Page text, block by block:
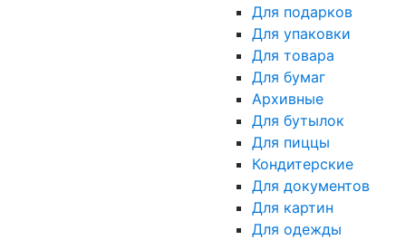
Для подарков
Для упаковки
Для товара
Для бумаг
Архивные
Для бутылок
Для пиццы
Кондитерские
Для документов
Для картин
Для одежды